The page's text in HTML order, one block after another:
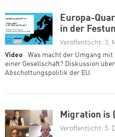
Europa-
in der
Veröffentlicht: 3.
Video
Was macht der Umgang mit
einer Gesellschaft? Diskussion
Abschottungspolitik der EU.
Migration is
Veröffentlicht: 5.